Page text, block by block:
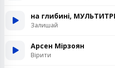
на глибині,
Залишай
Арсен Мірзоян
Вірити